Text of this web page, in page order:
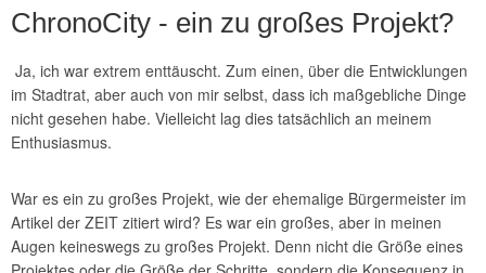
ChronoCity - ein zu großes Projekt?
Ja, ich war extrem enttäuscht. Zum einen, über die Entwicklungen
im Stadtrat, aber auch von mir selbst, dass ich maßgebliche Dinge
nicht gesehen habe. Vielleicht lag dies tatsächlich an meinem
Enthusiasmus.
War es ein zu großes Projekt, wie der ehemalige Bürgermeister im
Artikel der ZEIT zitiert wird? Es war ein großes, aber in meinen
Augen keineswegs zu großes Projekt. Denn nicht die Größe eines